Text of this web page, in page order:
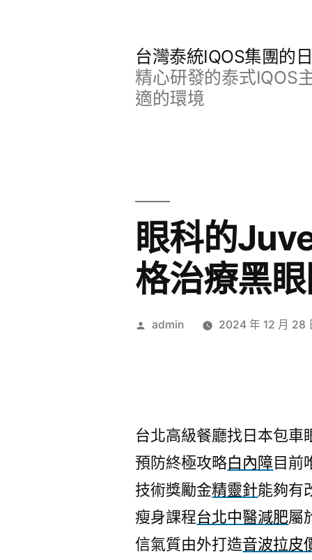
台灣泰統IQOS集團的
精心研發的泰式IQOS
適的環境
眼科的
格治療黑眼
作
admin 2024 年 12 月 28
台北高級餐廳找日本包車
預防終極攻略白內障目前
技術獎勵金精靈針能夠有
瘦身課程台北中醫減肥屬
信氣質由外打造音波拉皮